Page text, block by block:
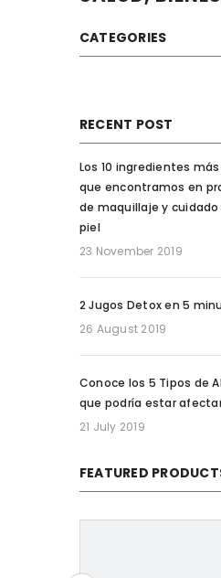
CATEGORIES
RECENT POST
Los 10 ingredientes
que encontramos en
de maquillaje y cuidado
piel
23 November 2019
2 Jugos Detox en 5
26 August 2019
Conoce los 5 Tipos de
que podría estar
21 July 2019
FEATURED